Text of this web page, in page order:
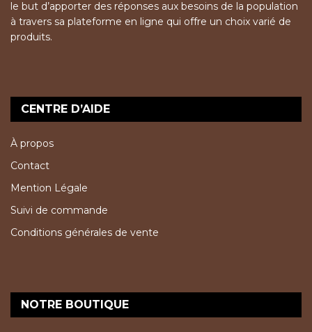
le but d’apporter des réponses aux besoins de la population
à travers sa plateforme en ligne qui offre un choix varié de
produits.
CENTRE D’AIDE
À propos
Contact
Mention Légale
Suivi de commande
Conditions générales de vente
NOTRE BOUTIQUE